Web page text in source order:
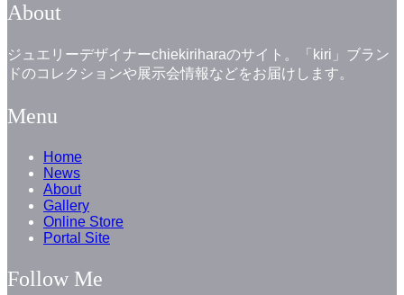
About
ジュエリーデザイナーchiekiriharaのサイト。「kiri」ブラン
ドのコレクションや展示会情報などをお届けします。
Menu
Home
News
About
Gallery
Online Store
Portal Site
Follow Me